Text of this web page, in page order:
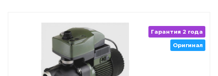
Гарантия 2 года
Оригинал